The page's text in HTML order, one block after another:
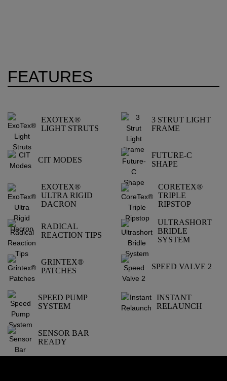
FEATURES
EXOTEX®
LIGHT STRUTS
3 STRUT LIGHT
FRAME
CIT MODES
FUTURE-C
SHAPE
EXOTEX®
ULTRA RIGID
DACRON
CORETEX®
TRIPLE
RIPSTOP
RADICAL
REACTION TIPS
ULTRASHORT
BRIDLE
SYSTEM
GRINTEX®
PATCHES
SPEED VALVE 2
SPEED PUMP
SYSTEM
INSTANT
RELAUNCH
SENSOR BAR
READY